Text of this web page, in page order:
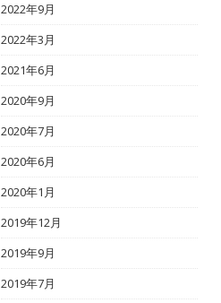
2022年9月
2022年3月
2021年6月
2020年9月
2020年7月
2020年6月
2020年1月
2019年12月
2019年9月
2019年7月